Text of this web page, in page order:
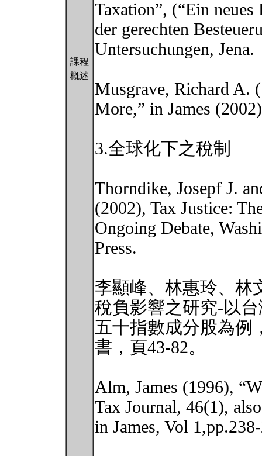
課程
概述
Taxation”, (“Ein neues
der gerechten
Untersuchungen, Jena.
Musgrave, Richard A.
More,” in James
3.全球化下之稅制
Thorndike, Josepf J.
(2002), Tax Justice:
Ongoing Debate,
Press.
李顯峰、林惠玲、林
稅負影響之研究-以
五十指數成分股為例
書，頁43-82。
Alm, James (1996),
Tax Journal, 46(1), also
in James, Vol